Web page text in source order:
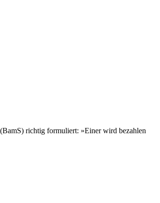
richtig formuliert: »Einer wird bezahlen